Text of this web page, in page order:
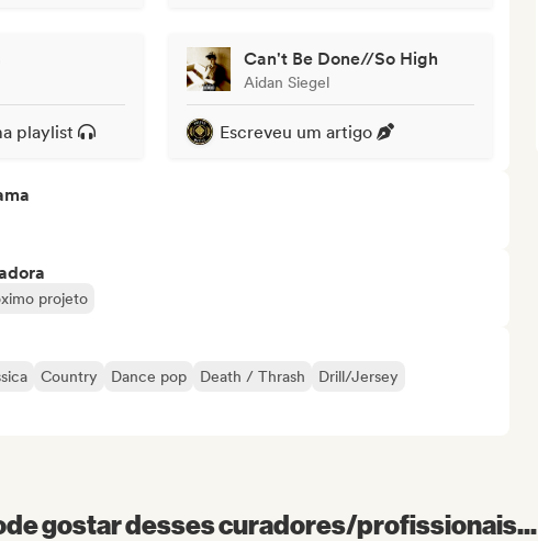
playlist
Can't Be Done//So High
Aidan Siegel
Escreveu um artigo
projeto
Country Dance pop Death / Thrash
Drill/Jersey
gostar desses curadores/profissionais...